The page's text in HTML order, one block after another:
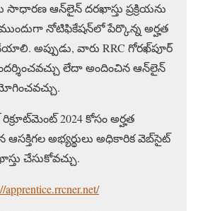
సాధారణ ఆన్‌లైన్ దరఖాస్తు ప్రక్రియను
నోటిఫికేషన్‌లో పేర్కొన్న అర్హత
అప్పుడు, వారు RRC గోరఖ్‌పూర్
లేదా అందించిన ఆన్‌లైన్
2024 కోసం అర్హత
అభ్యర్థులు అధికారిక వెబ్‌సైట్
చేసుకోవచ్చు.
apprentice.rrcner.net/